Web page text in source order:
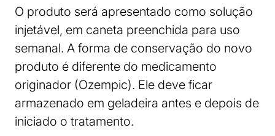
O produto será apresentado como solução
injetável, em caneta preenchida para uso
semanal. A forma de conservação do novo
produto é diferente do medicamento
originador (Ozempic). Ele deve ficar
armazenado em geladeira antes e depois de
iniciado o tratamento.